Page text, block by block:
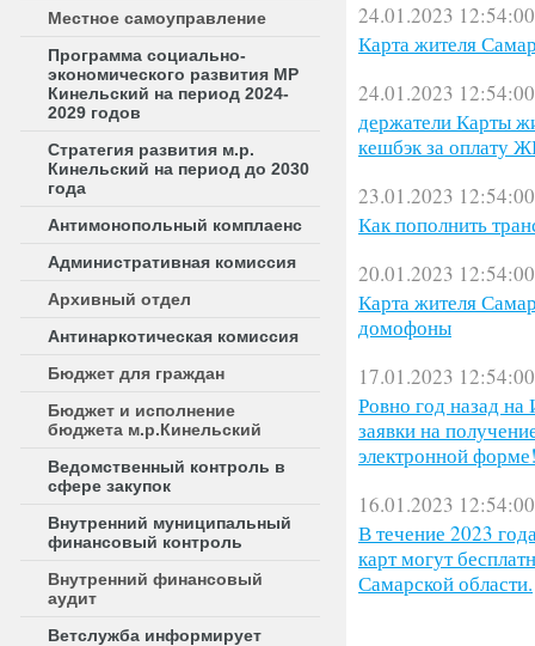
Местное самоуправление
Программа социально-
экономического развития МР
Кинельский на период 2024-
2029 годов
Стратегия развития м.р.
Кинельский на период до 2030
года
Антимонопольный комплаенс
Административная комиссия
Архивный отдел
Антинаркотическая комиссия
Бюджет для граждан
Бюджет и исполнение
бюджета м.р.Кинельский
Ведомственный контроль в
сфере закупок
Внутренний муниципальный
финансовый контроль
Внутренний финансовый
аудит
Ветслужба информирует
24.01.2023 12:54:00
Карта жителя
24.01.2023 12:54:00
держатели Карты
кешбэк за оплату
23.01.2023 12:54:00
Как пополнить
20.01.2023 12:54:00
Карта жителя
домофоны
17.01.2023 12:54:00
Ровно год назад на
заявки на
электронной
16.01.2023 12:54:00
В течение 2023
карт могут
Самарской области.